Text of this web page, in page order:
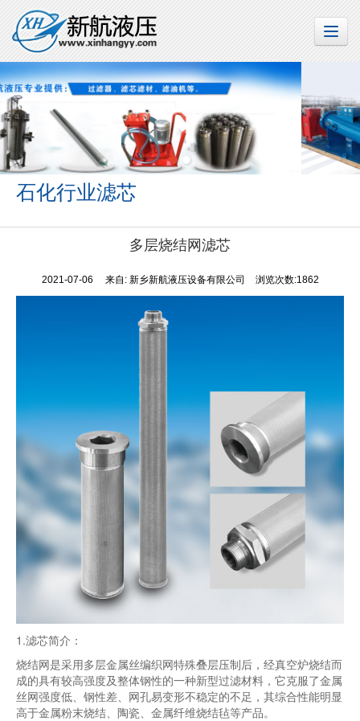
石化行业滤芯
多层烧结网滤芯
2021-07-06 来自: 新乡新航液压设备有限公司 浏览次数:1862
1.滤芯简介：
烧结网是采用多层金属丝编织网特殊叠层压制后，经真空炉烧结而
成的具有较高强度及整体钢性的一种新型过滤材料，它克服了金属
丝网强度低、钢性差、网孔易变形不稳定的不足，其综合性能明显
高于金属粉末烧结、陶瓷、金属纤维烧结毡等产品。